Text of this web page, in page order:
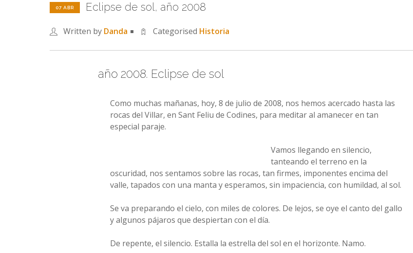
07 ABR Eclipse de sol, año 2008
Written by Danda Categorised Historia
año 2008. Eclipse de sol
Como muchas mañanas, hoy, 8 de julio de 2008, nos hemos acercado hasta las
rocas del Villar, en Sant Feliu de Codines, para meditar al amanecer en tan
especial paraje.
Vamos llegando en silencio,
tanteando el terreno en la
oscuridad, nos sentamos sobre las rocas, tan firmes, imponentes encima del
valle, tapados con una manta y esperamos, sin impaciencia, con humildad, al sol.
Se va preparando el cielo, con miles de colores. De lejos, se oye el canto del gallo
y algunos pájaros que despiertan con el día.
De repente, el silencio. Estalla la estrella del sol en el horizonte. Namo.